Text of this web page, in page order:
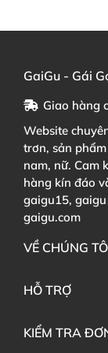
GaiGu - Gái
Giao hàng
Website
trơn, sản
nam, nữ. Cam
hàng kín đáo
gaigu15,
gaigu.com
VỀ CHÚNG
HỖ TRỢ
KIỂM TRA